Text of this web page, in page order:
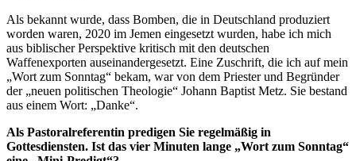
Als bekannt wurde, dass Bomben, die in Deutschland produziert
worden waren, 2020 im Jemen eingesetzt wurden, habe ich mich
aus biblischer Perspektive kritisch mit den deutschen
Waffenexporten auseinandergesetzt. Eine Zuschrift, die ich auf mein
„Wort zum Sonntag“ bekam, war von dem Priester und Begründer
der „neuen politischen Theologie“ Johann Baptist Metz. Sie bestand
aus einem Wort: „Danke“.
Als Pastoralreferentin predigen Sie regelmäßig in
Gottesdiensten. Ist das vier Minuten lange „Wort zum Sonntag“